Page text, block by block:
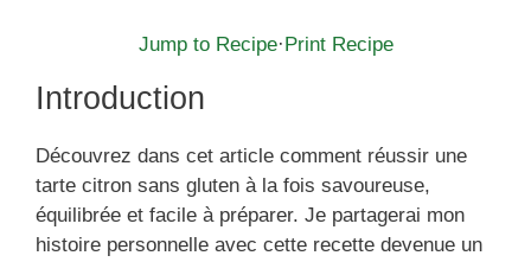
Jump to Recipe· Print Recipe
Introduction
Découvrez dans cet article comment réussir une
tarte citron sans gluten à la fois savoureuse,
équilibrée et facile à préparer. Je partagerai mon
histoire personnelle avec cette recette devenue un